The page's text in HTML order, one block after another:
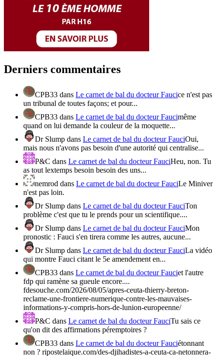
Derniers commentaires
CPB33 dans Le carnet de bal du docteur Faucice n'est pas
un tribunal de toutes façons; et pour...
CPB33 dans Le carnet de bal du docteur Faucimême
quand on lui demande la couleur de la moquette...
Dr Slump dans Le carnet de bal du docteur FauciOui,
mais nous n'avons pas besoin d'une autorité qui centralise...
P&C dans Le carnet de bal du docteur FauciHeu, non. Tu
as tout lextemps besoin besoin des uns...
nemrod dans Le carnet de bal du docteur FauciLe Miniver
n'est pas loin.
Dr Slump dans Le carnet de bal du docteur FauciTon
problème c'est que tu le prends pour un scientifique....
Dr Slump dans Le carnet de bal du docteur FauciMon
pronostic : Fauci s'en tirera comme les autres, aucune...
Dr Slump dans Le carnet de bal du docteur FauciLa vidéo
qui montre Fauci citant le 5e amendement en...
CPB33 dans Le carnet de bal du docteur Fauciet l'autre
fdp qui ramène sa gueule encore....
fdesouche.com/2026/08/05/apres-ceuta-thierry-breton-
reclame-une-frontiere-numerique-contre-les-mauvaises-
informations-y-compris-hors-de-lunion-europeenne/
P&C dans Le carnet de bal du docteur FauciTu sais ce
qu'on dit des affirmations péremptoires ?
CPB33 dans Le carnet de bal du docteur Fauciétonnant
non ? ripostelaique.com/des-djihadistes-a-ceuta-ca-netonnera-